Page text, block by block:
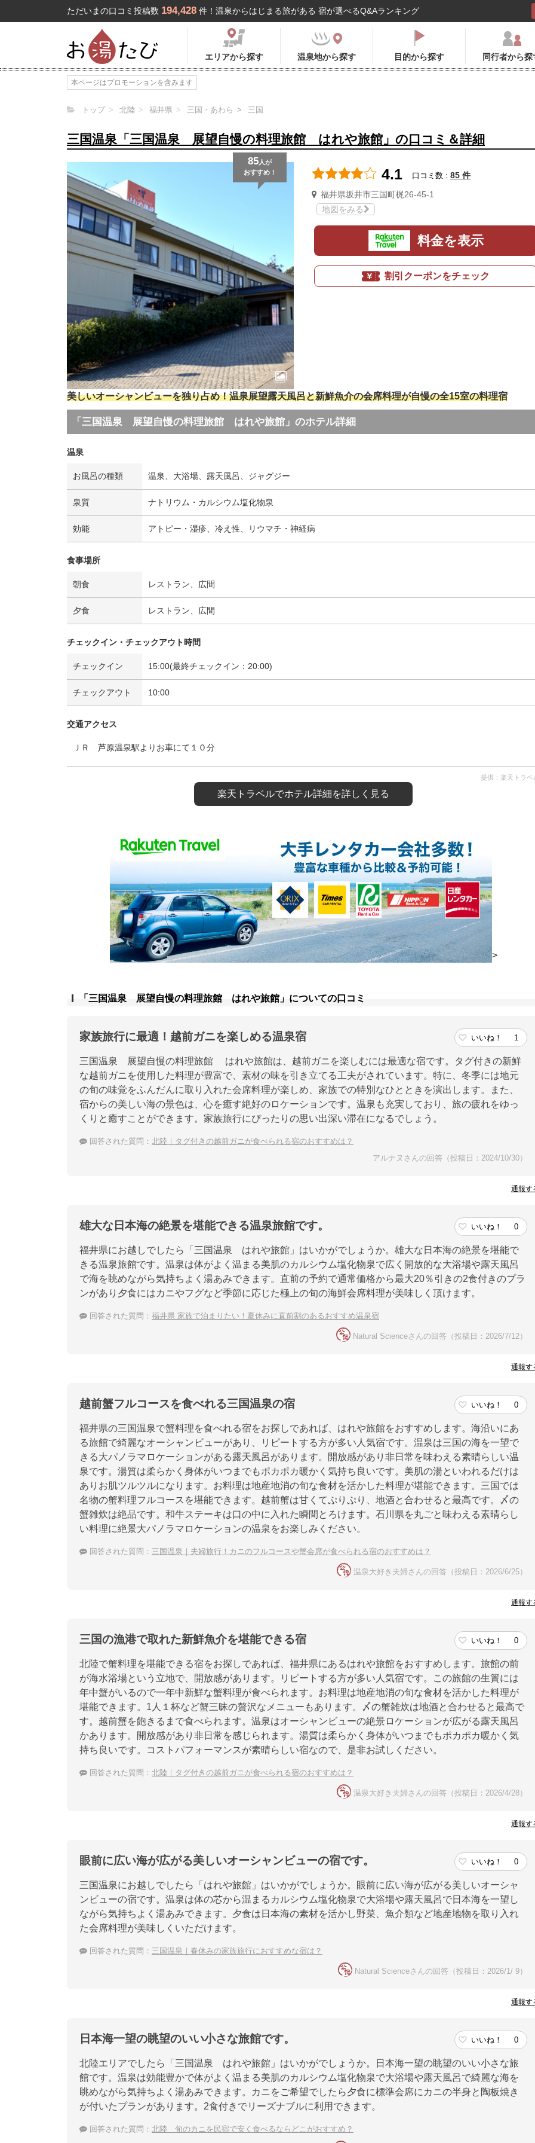
ただいまの口コミ投稿数 194,428 件！温泉からはじまる旅がある 宿が選べるQ&Aランキング
エリアから探す 温泉地から探す 目的から探す 同行者から探
本ページはプロモーションを含みます
トップ 北陸 福井県 三国・あわら 三国
三国温泉「三国温泉 展望自慢の料理旅館 はれや旅館」の口コミ＆詳細
85 人が
おすすめ！
4.1 口コミ数 : 85 件
福井県坂井市三国町梶26-45-1
地図をみる
料金を表示
割引クーポンをチェック
美しいオーシャンビューを独り占め！温泉展望露天風呂と新鮮魚介の会席料理が自慢の全15室の料理宿
「三国温泉 展望自慢の料理旅館 はれや旅館」のホテル詳細
温泉
お風呂の種類 温泉、大浴場、露天風呂、ジャグジー
泉質 ナトリウム・カルシウム塩化物泉
効能 アトピー・湿疹、冷え性、リウマチ・神経病
食事場所
朝食 レストラン、広間
夕食 レストラン、広間
チェックイン・チェックアウト時間
チェックイン 15:00(最終チェックイン：20:00)
チェックアウト 10:00
交通アクセス
ＪＲ 芦原温泉駅よりお車にて１０分
提供：楽天トラベ
楽天トラベルでホテル詳細を詳しく見る
>
「三国温泉 展望自慢の料理旅館 はれや旅館」についての口コミ
家族旅行に最適！越前ガニを楽しめる温泉宿 いいね！ 1
三国温泉 展望自慢の料理旅館 はれや旅館は、越前ガニを楽しむには最適な宿です。タグ付きの新鮮
な越前ガニを使用した料理が豊富で、素材の味を引き立てる工夫がされています。特に、冬季には地元
の旬の味覚をふんだんに取り入れた会席料理が楽しめ、家族での特別なひとときを演出します。また、
宿からの美しい海の景色は、心を癒す絶好のロケーションです。温泉も充実しており、旅の疲れをゆっ
くりと癒すことができます。家族旅行にぴったりの思い出深い滞在になるでしょう。
回答された質問： 北陸｜タグ付きの越前ガニが食べられる宿のおすすめは？
アルナヌさんの回答（投稿日：2024/10/30）
通報す
雄大な日本海の絶景を堪能できる温泉旅館です。 いいね！ 0
福井県にお越しでしたら「三国温泉 はれや旅館」はいかがでしょうか。雄大な日本海の絶景を堪能で
きる温泉旅館です。温泉は体がよく温まる美肌のカルシウム塩化物泉で広く開放的な大浴場や露天風呂
で海を眺めながら気持ちよく湯あみできます。直前の予約で通常価格から最大20％引きの2食付きのプラ
ンがあり夕食にはカニやフグなど季節に応じた極上の旬の海鮮会席料理が美味しく頂けます。
回答された質問： 福井県 家族で泊まりたい！夏休みに直前割のあるおすすめ温泉宿
Natural Scienceさんの回答（投稿日：2026/7/12）
通報す
越前蟹フルコースを食べれる三国温泉の宿 いいね！ 0
福井県の三国温泉で蟹料理を食べれる宿をお探しであれば、はれや旅館をおすすめします。海沿いにあ
る旅館で綺麗なオーシャンビューがあり、リピートする方が多い人気宿です。温泉は三国の海を一望で
きる大パノラマロケーションがある露天風呂があります。開放感があり非日常を味わえる素晴らしい温
泉です。湯質は柔らかく身体がいつまでもポカポカ暖かく気持ち良いです。美肌の湯といわれるだけは
ありお肌ツルツルになります。お料理は地産地消の旬な食材を活かした料理が堪能できます。三国では
名物の蟹料理フルコースを堪能できます。越前蟹は甘くてぷりぷり、地酒と合わせると最高です。〆の
蟹雑炊は絶品です。和牛ステーキは口の中に入れた瞬間とろけます。石川県を丸ごと味わえる素晴らし
い料理に絶景大パノラマロケーションの温泉をお楽しみください。
回答された質問： 三国温泉｜夫婦旅行！カニのフルコースや蟹会席が食べられる宿のおすすめは？
温泉大好き夫婦さんの回答（投稿日：2026/6/25）
通報す
三国の漁港で取れた新鮮魚介を堪能できる宿 いいね！ 0
北陸で蟹料理を堪能できる宿をお探しであれば、福井県にあるはれや旅館をおすすめします。旅館の前
が海水浴場という立地で、開放感があります。リピートする方が多い人気宿です。この旅館の生簀には
年中蟹がいるので一年中新鮮な蟹料理が食べられます。お料理は地産地消の旬な食材を活かした料理が
堪能できます。1人１杯など蟹三昧の贅沢なメニューもあります。〆の蟹雑炊は地酒と合わせると最高で
す。越前蟹を飽きるまで食べられます。温泉はオーシャンビューの絶景ロケーションが広がる露天風呂
かあります。開放感があり非日常を感じられます。湯質は柔らかく身体がいつまでもポカポカ暖かく気
持ち良いです。コストパフォーマンスが素晴らしい宿なので、是非お試しください。
回答された質問： 北陸｜タグ付きの越前ガニが食べられる宿のおすすめは？
温泉大好き夫婦さんの回答（投稿日：2026/4/28）
通報す
眼前に広い海が広がる美しいオーシャンビューの宿です。 いいね！ 0
三国温泉にお越しでしたら「はれや旅館」はいかがでしょうか。眼前に広い海が広がる美しいオーシャ
ンビューの宿です。温泉は体の芯から温まるカルシウム塩化物泉で大浴場や露天風呂で日本海を一望し
ながら気持ちよく湯あみできます。夕食は日本海の素材を活かし野菜、魚介類など地産地物を取り入れ
た会席料理が美味しくいただけます。
回答された質問： 三国温泉｜春休みの家族旅行におすすめな宿は？
Natural Scienceさんの回答（投稿日：2026/1/ 9）
通報す
日本海一望の眺望のいい小さな旅館です。 いいね！ 0
北陸エリアでしたら「三国温泉 はれや旅館」はいかがでしょうか。日本海一望の眺望のいい小さな旅
館です。温泉は効能豊かで体がよく温まる美肌のカルシウム塩化物泉で大浴場や露天風呂で綺麗な海を
眺めながら気持ちよく湯あみできます。カニをご希望でしたら夕食に標準会席にカニの半身と陶板焼き
が付いたプランがあります。2食付きでリーズナブルに利用できます。
回答された質問： 北陸 旬のカニを民宿で安く食べるならどこがおすすめ？